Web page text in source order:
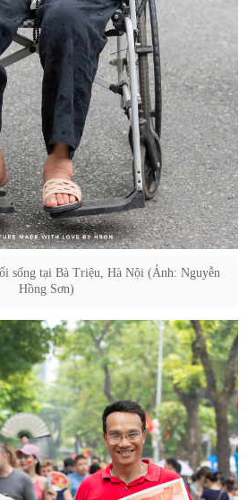
sống tại Bà Triệu, Hà Nội (Ảnh: Nguyễn
Hồng Sơn)